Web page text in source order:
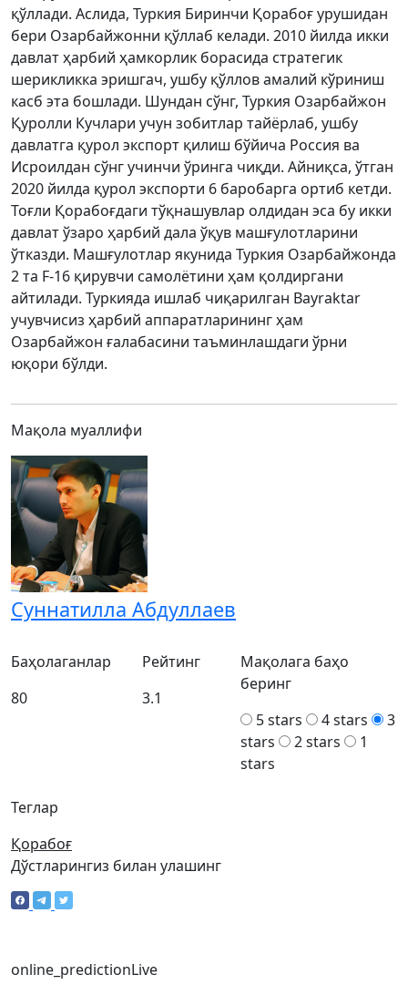
қўллади. Аслида, Туркия Биринчи Қорабоғ урушидан
бери Озарбайжонни қўллаб келади. 2010 йилда икки
давлат ҳарбий ҳамкорлик борасида стратегик
шерикликка эришгач, ушбу қўллов амалий кўриниш
касб эта бошлади. Шундан сўнг, Туркия Озарбайжон
Қуролли Кучлари учун зобитлар тайёрлаб, ушбу
давлатга қурол экспорт қилиш бўйича Россия ва
Исроилдан сўнг учинчи ўринга чиқди. Айниқса, ўтган
2020 йилда қурол экспорти 6 баробарга ортиб кетди.
Тоғли Қорабоғдаги тўқнашувлар олдидан эса бу икки
давлат ўзаро ҳарбий дала ўқув машғулотларини
ўтказди. Машғулотлар якунида Туркия Озарбайжонда
2 та F-16 қирувчи самолётини ҳам қолдиргани
айтилади. Туркияда ишлаб чиқарилган Bayraktar
учувчисиз ҳарбий аппаратларининг ҳам
Озарбайжон ғалабасини таъминлашдаги ўрни
юқори бўлди.
Мақола муаллифи
Суннатилла Абдуллаев
Теглар
Қорабоғ
Баҳолаганлар
80
Рейтинг
3.1
Мақолага баҳо
беринг
5 stars
4 stars
3
stars
2 stars
1
stars
Дўстларингиз билан улашинг
online_predictionLive